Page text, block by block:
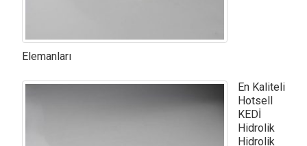
Elemanları
En Kaliteli
Hotsell
KEDİ
Hidrolik
Hidrolik